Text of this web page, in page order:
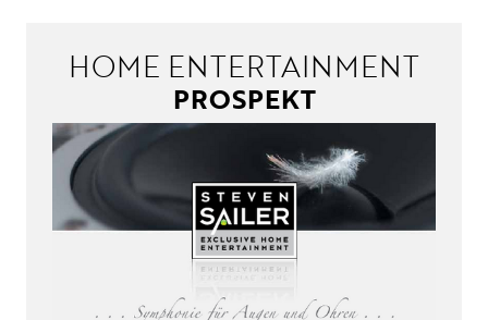
HOME ENTERTAINMENT
PROSPEKT